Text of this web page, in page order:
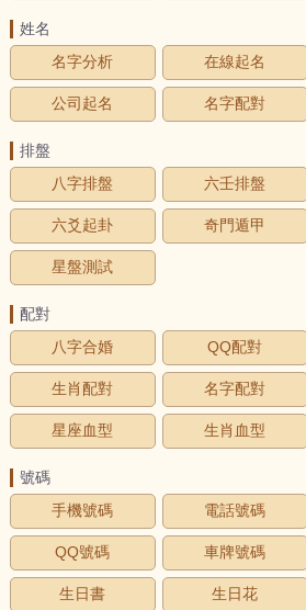
姓名
名字分析
在線起名
公司起名 名字配對
排盤
八字排盤
六壬排盤
六爻起卦 奇門遁甲
星盤測試
配對
八字合婚
QQ配對
生肖配對 名字配對
星座血型 生肖血型
號碼
手機號碼
電話號碼
QQ號碼 車牌號碼
生日書 生日花